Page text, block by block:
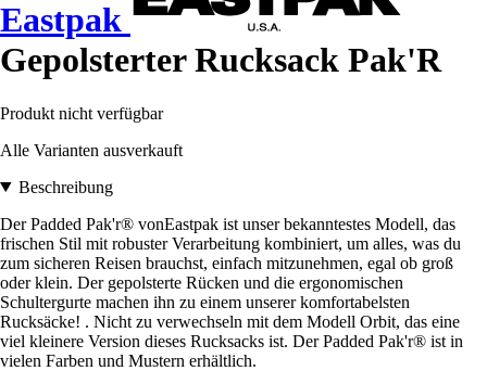
Eastpak
Gepolsterter Rucksack Pak'R
Produkt nicht verfügbar
Alle Varianten ausverkauft
Beschreibung
Der Padded Pak'r® vonEastpak ist unser bekanntestes Modell, das
frischen Stil mit robuster Verarbeitung kombiniert, um alles, was du
zum sicheren Reisen brauchst, einfach mitzunehmen, egal ob groß
oder klein. Der gepolsterte Rücken und die ergonomischen
Schultergurte machen ihn zu einem unserer komfortabelsten
Rucksäcke! . Nicht zu verwechseln mit dem Modell Orbit, das eine
viel kleinere Version dieses Rucksacks ist. Der Padded Pak'r® ist in
vielen Farben und Mustern erhältlich.